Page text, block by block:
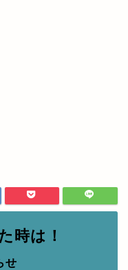
時は！
せ